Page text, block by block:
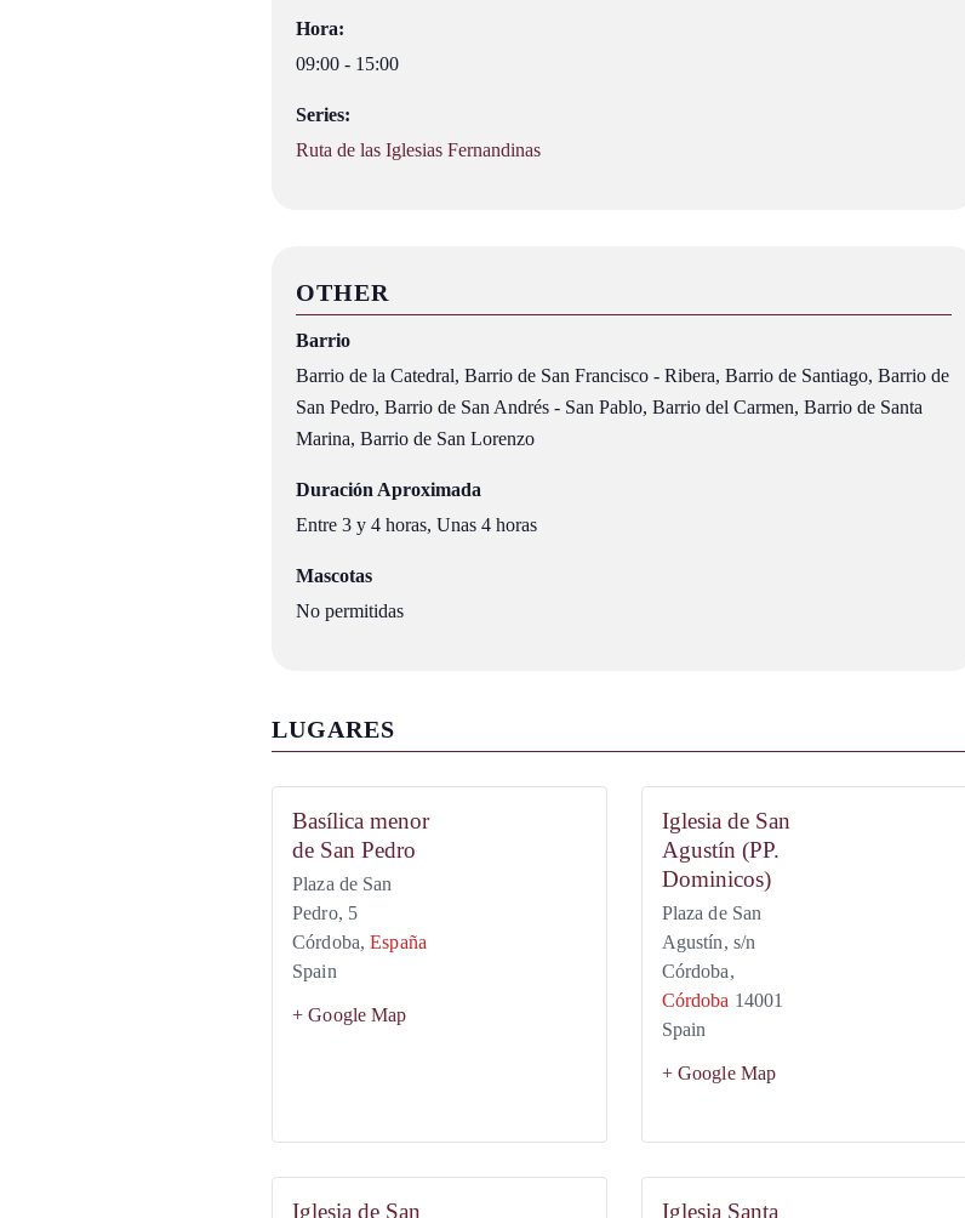
Hora:
09:00 - 15:00
Series:
Ruta de las Iglesias Fernandinas
OTHER
Barrio
Barrio de la Catedral, Barrio de San Francisco - Ribera, Barrio de Santiago, Barrio de
San Pedro, Barrio de San Andrés - San Pablo, Barrio del Carmen, Barrio de Santa
Marina, Barrio de San Lorenzo
Duración Aproximada
Entre 3 y 4 horas, Unas 4 horas
Mascotas
No permitidas
LUGARES
Basílica menor
de San Pedro
Plaza de San
Pedro, 5
Córdoba, España
Spain
+ Google Map
Iglesia de San
Agustín (PP.
Dominicos)
Plaza de San
Agustín, s/n
Córdoba,
Córdoba 14001
Spain
+ Google Map
Iglesia de San Iglesia Santa